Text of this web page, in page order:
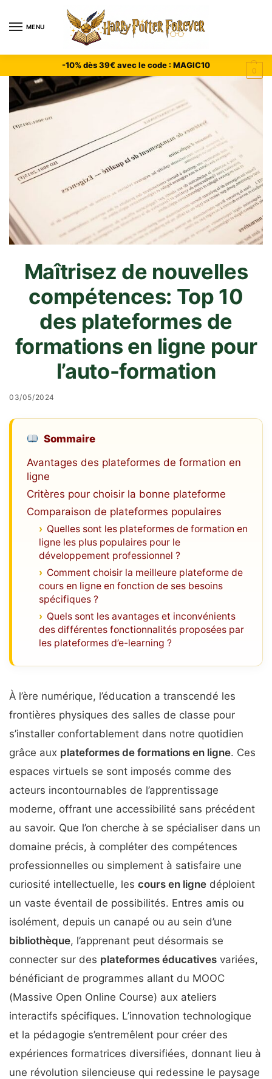
MENU
0
-10% dès 39€ avec le code : MAGIC10
Maîtrisez de nouvelles
compétences: Top 10
des plateformes de
formations en ligne pour
l’auto-formation
03/05/2024
Sommaire
Avantages des plateformes de formation en
ligne
Critères pour choisir la bonne plateforme
Comparaison de plateformes populaires
Quelles sont les plateformes de formation en
ligne les plus populaires pour le
développement professionnel ?
Comment choisir la meilleure plateforme de
cours en ligne en fonction de ses besoins
spécifiques ?
Quels sont les avantages et inconvénients
des différentes fonctionnalités proposées par
les plateformes d’e-learning ?
À l’ère numérique, l’éducation a transcendé les
frontières physiques des salles de classe pour
s’installer confortablement dans notre quotidien
grâce aux plateformes de formations en ligne. Ces
espaces virtuels se sont imposés comme des
acteurs incontournables de l’apprentissage
moderne, offrant une accessibilité sans précédent
au savoir. Que l’on cherche à se spécialiser dans un
domaine précis, à compléter des compétences
professionnelles ou simplement à satisfaire une
curiosité intellectuelle, les cours en ligne déploient
un vaste éventail de possibilités. Entres amis ou
isolément, depuis un canapé ou au sein d’une
bibliothèque, l’apprenant peut désormais se
connecter sur des plateformes éducatives variées,
bénéficiant de programmes allant du MOOC
(Massive Open Online Course) aux ateliers
interactifs spécifiques. L’innovation technologique
et la pédagogie s’entremêlent pour créer des
expériences formatrices diversifiées, donnant lieu à
une révolution silencieuse qui redessine le paysage